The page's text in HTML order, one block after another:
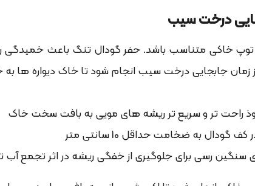
درخت سیب
و توپ خاکی متناسب باشد. حفر گودال تنگ باعث
زمان جابجایی درخت سیب انجام شود تا خاک دیواره ها
راحت تر و سریع تر ریشه های مویی به بافت سخت خاک
به ضخامت حداقل 10 سانتی متر
سنگین رسی برای جلوگیری از خفگی ریشه در اثر تجمع آب